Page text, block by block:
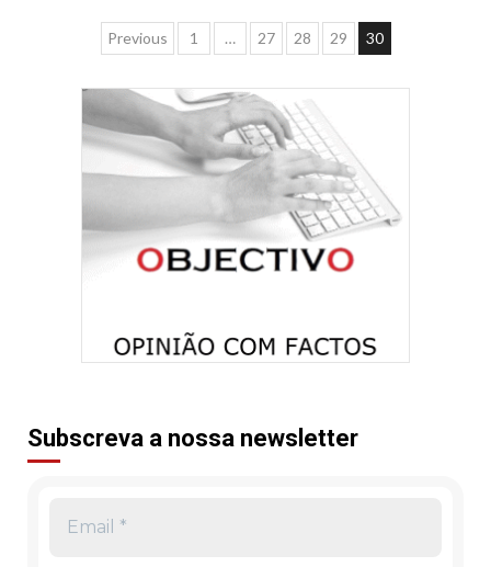
Navegação
de
artigos
Previous 1 … 27 28 29 30
Subscreva a nossa newsletter